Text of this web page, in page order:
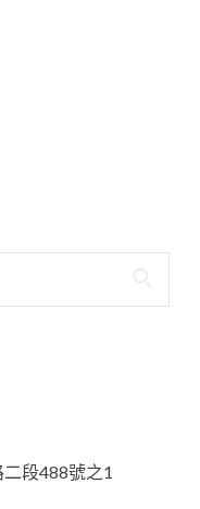
段488號之1